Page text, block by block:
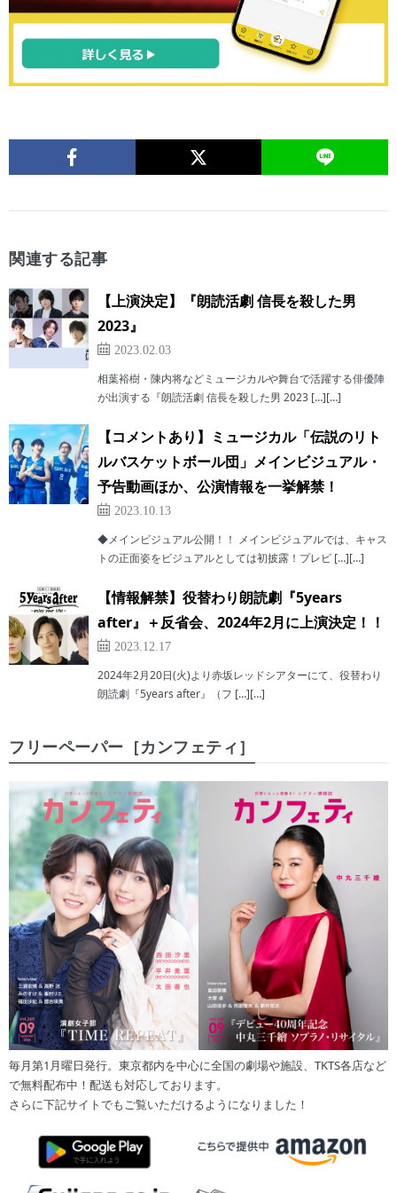
関連する記事
【上演決定】『朗読活劇 信長を殺した男
2023』
2023.02.03
相葉裕樹・陳内将などミュージカルや舞台で活躍する俳優陣
が出演する『朗読活劇 信長を殺した男 2023 […][…]
【コメントあり】ミュージカル「伝説のリト
ルバスケットボール団」メインビジュアル・
予告動画ほか、公演情報を一挙解禁！
2023.10.13
◆メインビジュアル公開！！ メインビジュアルでは、キャス
トの正面姿をビジュアルとしては初披露！プレビ […][…]
【情報解禁】役替わり朗読劇『5years
after』＋反省会、2024年2月に上演決定！！
2023.12.17
2024年2月20日(火)より赤坂レッドシアターにて、役替わり
朗読劇『5years after』（フ […][…]
フリーペーパー［カンフェティ］
毎月第1月曜日発行。東京都内を中心に全国の劇場や施設、TKTS各店など
で無料配布中！配送も対応しております。
さらに下記サイトでもご覧いただけるようになりました！